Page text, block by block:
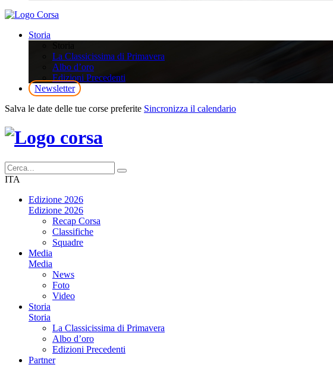
Storia
La Classicissima di Primavera
Albo d’oro
Edizioni Precedenti
Newsletter
Salva le date delle tue corse preferite Sincronizza il calendario
ITA
Edizione 2026
Edizione 2026
Recap Corsa
Classifiche
Squadre
Media
Media
News
Foto
Video
Storia
Storia
La Classicissima di Primavera
Albo d’oro
Edizioni Precedenti
Partner